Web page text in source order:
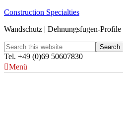
Construction Specialties
Wandschutz | Dehnungsfugen-Profile
Tel. +49 (0)69 50607830
Menü